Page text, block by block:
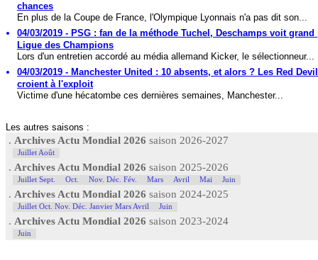
chances
En plus de la Coupe de France, l'Olympique Lyonnais n'a pas dit son...
04/03/2019 - PSG : fan de la méthode Tuchel, Deschamps voit
Ligue des Champions
Lors d'un entretien accordé au média allemand Kicker, le sélectionneur...
04/03/2019 - Manchester United : 10 absents, et alors ? Les Red
croient à l'exploit
Victime d'une hécatombe ces dernières semaines, Manchester...
Les autres saisons :
. Archives Actu Mondial 2026 saison 2026-2027
Juillet Août
. Archives Actu Mondial 2026 saison 2025-2026
Juillet Sept. Oct. Nov. Déc. Fév. Mars Avril Mai Juin
. Archives Actu Mondial 2026 saison 2024-2025
Juillet Oct. Nov. Déc. Janvier Mars Avril Juin
. Archives Actu Mondial 2026 saison 2023-2024
Juin